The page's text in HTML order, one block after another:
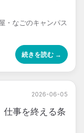
・なごのキャンパス
続きを読む →
2026-06-05
仕事を終える条